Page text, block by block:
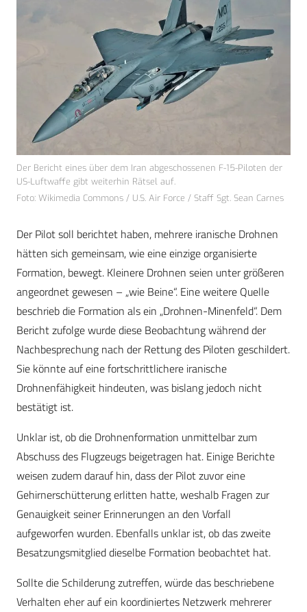
Der Bericht eines über dem Iran abgeschossenen F-15-Piloten der
US-Luftwaffe gibt weiterhin Rätsel auf.
Foto: Wikimedia Commons / U.S. Air Force / Staff Sgt. Sean Carnes
Der Pilot soll berichtet haben, mehrere iranische Drohnen
hätten sich gemeinsam, wie eine einzige organisierte
Formation, bewegt. Kleinere Drohnen seien unter größeren
angeordnet gewesen – „wie Beine“. Eine weitere Quelle
beschrieb die Formation als ein „Drohnen-Minenfeld“. Dem
Bericht zufolge wurde diese Beobachtung während der
Nachbesprechung nach der Rettung des Piloten geschildert.
Sie könnte auf eine fortschrittlichere iranische
Drohnenfähigkeit hindeuten, was bislang jedoch nicht
bestätigt ist.
Unklar ist, ob die Drohnenformation unmittelbar zum
Abschuss des Flugzeugs beigetragen hat. Einige Berichte
weisen zudem darauf hin, dass der Pilot zuvor eine
Gehirnerschütterung erlitten hatte, weshalb Fragen zur
Genauigkeit seiner Erinnerungen an den Vorfall
aufgeworfen wurden. Ebenfalls unklar ist, ob das zweite
Besatzungsmitglied dieselbe Formation beobachtet hat.
Sollte die Schilderung zutreffen, würde das beschriebene
Verhalten eher auf ein koordiniertes Netzwerk mehrerer